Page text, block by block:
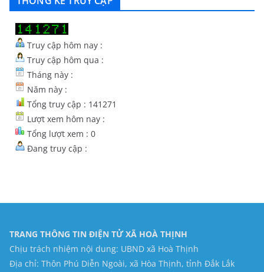
Truy cập hôm nay :
Truy cập hôm qua :
Tháng này :
Năm này :
Tổng truy cập : 141271
Lượt xem hôm nay :
Tổng lượt xem : 0
Đang truy cập :
TRANG THÔNG TIN ĐIỆN TỬ XÃ HOÀ THỊNH
Chịu trách nhiệm nội dung: UBND xã Hoà Thịnh
Địa chỉ: Thôn Phú Diễn Ngoài, xã Hòa Thịnh, tỉnh Đắk Lắk